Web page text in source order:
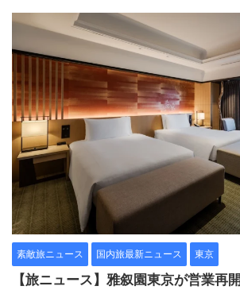
素敵旅ニュース 国内旅最新ニュース 東京
【旅ニュース】雅叙園東京が営業再